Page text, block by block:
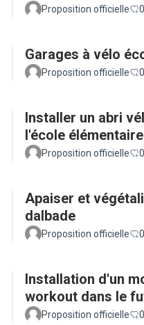
Proposition officielle 0
Garages à vélo
Proposition officielle 0
Installer un abri
l'école
Proposition officielle 0
Apaiser et
dalbade
Proposition officielle 0
Installation d'un
workout dans le
Proposition officielle 0